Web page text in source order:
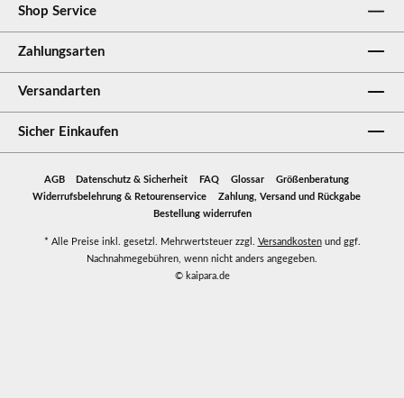
Shop Service
Zahlungsarten
Versandarten
Sicher Einkaufen
AGB Datenschutz & Sicherheit FAQ Glossar
Größenberatung
Widerrufsbelehrung & Retourenservice
Zahlung, Versand und Rückgabe
Bestellung widerrufen
* Alle Preise inkl. gesetzl. Mehrwertsteuer zzgl. Versandkostenund ggf.
Nachnahmegebühren, wenn nicht anders angegeben.
© kaipara.de